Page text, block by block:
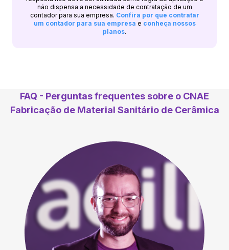
não dispensa a necessidade de contratação de um
contador para sua empresa. Confira por que contratar
um contador para sua empresa e conheça nossos
planos.
FAQ - Perguntas frequentes sobre o CNAE
Fabricação de Material Sanitário de Cerâmica